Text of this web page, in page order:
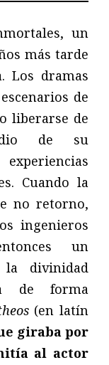
un
más tarde
Los dramas
de
liberarse de
de su
Cuando la
no retorno,
ingenieros
un
divinidad
de forma
(en latín
giraba por
al actor